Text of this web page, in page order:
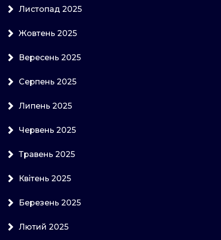
Листопад 2025
Жовтень 2025
Вересень 2025
Серпень 2025
Липень 2025
Червень 2025
Травень 2025
Квітень 2025
Березень 2025
Лютий 2025